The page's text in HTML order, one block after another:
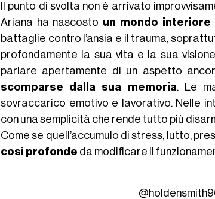
Il punto di svolta non è arrivato
Ariana ha nascosto un mondo interiore
battaglie contro l’ansia e il trauma,
profondamente la sua vita e la sua
parlare apertamente di un aspetto
scomparse dalla sua memoria. Le
sovraccarico emotivo e lavorativo. Nelle
con una semplicità che rende tutto più
Come se quell’accumulo di stress, lutto,
così profonde da modificare il